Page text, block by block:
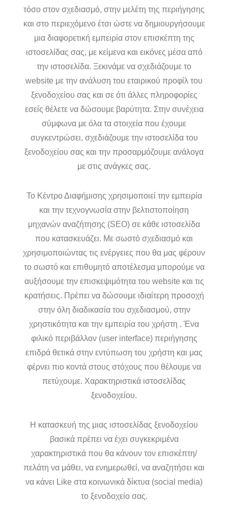
τόσο στον σχεδιασμό, στην μελέτη της περιήγησης
και στο περιεχόμενο έτσι ώστε να δημιουργήσουμε
μια διαφορετική εμπειρία στον επισκέπτη της
ιστοσελίδας σας, με κείμενα και εικόνες μέσα από
την ιστοσελίδα. Ξεκινάμε να σχεδιάζουμε το
website με την ανάλυση του εταιρικού προφίλ του
ξενοδοχείου σας και σε ότι άλλες πληροφορίες
εσείς θέλετε να δώσουμε βαρύτητα. Στην συνέχεια
σύμφωνα με όλα τα στοιχεία που έχουμε
συγκεντρώσει, σχεδιάζουμε την ιστοσελίδα του
ξενοδοχείου σας και την προσαρμόζουμε ανάλογα
με στις ανάγκες σας.
Το Κέντρο Διαφήμισης χρησιμοποιεί την εμπειρία
και την τεχνογνωσία στην βελτιστοποίηση
μηχανών αναζήτησης (SEO) σε κάθε ιστοσελίδα
που κατασκευάζει. Με σωστό σχεδιασμό και
χρησιμοποιώντας τις ενέργειες που θα μας φέρουν
το σωστό και επιθυμητό αποτέλεσμα μπορούμε να
αυξήσουμε την επισκεψιμότητα του website και τις
κρατήσεις. Πρέπει να δώσουμε ιδιαίτερη προσοχή
στην όλη διαδικασία του σχεδιασμού, στην
χρηστικότητα και την εμπειρία του χρήστη . Ένα
φιλικό περιβάλλον (user interface) περιήγησης
επιδρά θετικά στην εντύπωση του χρήστη και μας
φέρνει πιο κοντά στους στόχους που θέλουμε να
πετύχουμε. Χαρακτηριστικά ιστοσελίδας
ξενοδοχείου.
Η κατασκευή της μιας ιστοσελίδας ξενοδοχείου
βασικά πρέπει να έχει συγκεκριμένα
χαρακτηριστικά που θα κάνουν τον επισκέπτη/
πελάτη να μάθει, να ενημερωθεί, να αναζητήσει και
να κάνει Like στα κοινωνικά δίκτυα (social media)
το ξενοδοχείο σας.